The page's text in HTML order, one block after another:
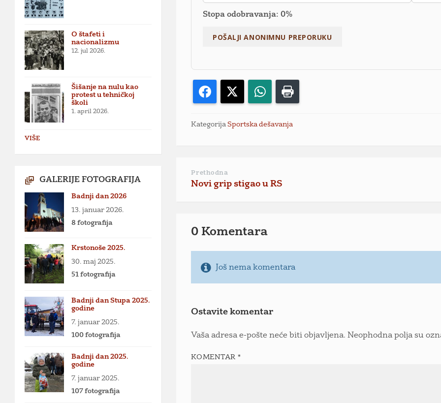
Stopa odobravanja: 0%
Facebook WhatsApp
KategorijaSportska dešavanja
Prethodna
Novi grip stigao u RS
0 Komentara
Još nema komentara
Ostavite komentar
Vaša adresa e-pošte neće biti objavljena. Neophodna polja su
KOMENTAR *
O štafeti i
nacionalizmu
12. jul 2026.
Šišanje na nulu kao
protest u tehničkoj
školi
1. april 2026.
VIŠE
GALERIJE FOTOGRAFIJA
Badnji dan 2026
13. januar 2026.
8 fotografija
Krstonoše 2025.
30. maj 2025.
51 fotografija
Badnji dan Stupa 2025.
godine
7. januar 2025.
100 fotografija
Badnji dan 2025.
godine
7. januar 2025.
107 fotografija